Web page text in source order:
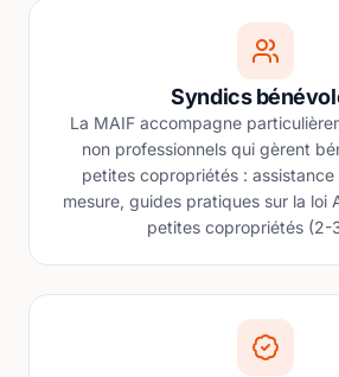
Syndics
La MAIF accompagne
non professionnels qui gèrent
petites copropriétés : assistance
mesure, guides pratiques sur la loi
petites copropriétés (2-